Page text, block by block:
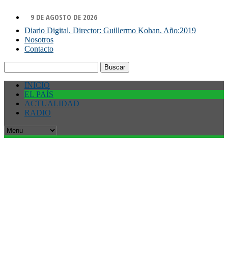
9 DE AGOSTO DE 2026
Diario Digital. Director: Guillermo Kohan. Año:2019
Nosotros
Contacto
INICIO
EL PAÍS
ACTUALIDAD
RADIO